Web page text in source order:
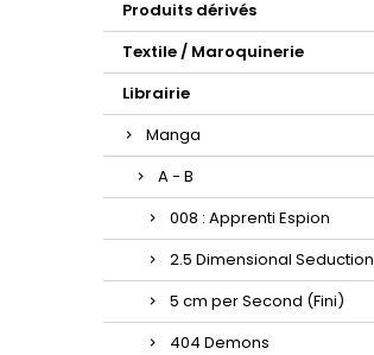
Produits dérivés
Textile / Maroquinerie
Librairie
Manga
A - B
008 : Apprenti Espion
2.5 Dimensional Seduction
5 cm per Second (Fini)
404 Demons